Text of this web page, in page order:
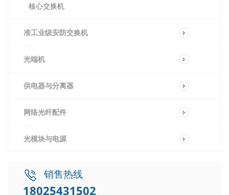
核心交换机
准工业级安防交换机
光端机
供电器与分离器
网络光纤配件
光模块与电源
销售热线
18025431502